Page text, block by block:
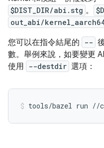
$DIST_DIR/abi.stg 。
out_abi/
您可以在指令結尾的
--
數。舉例來說，如要變更
使用
--destdir 選項：
tools/bazel run //